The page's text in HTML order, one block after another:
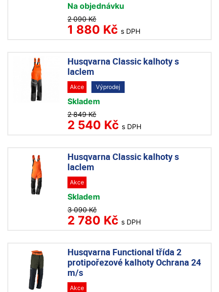
Na objednávku
2 090 Kč
1 880 Kč s DPH
Husqvarna Classic kalhoty s
laclem
Akce Výprodej
Skladem
2 849 Kč
2 540 Kč s DPH
Husqvarna Classic kalhoty s
laclem
Akce
Skladem
3 090 Kč
2 780 Kč s DPH
Husqvarna Functional třída 2
protipořezové kalhoty Ochrana 24
m/s
Akce